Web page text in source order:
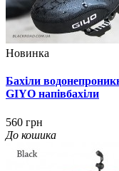
Новинка
Бахіли
GIYO напівбахіли
560 грн
До кошика